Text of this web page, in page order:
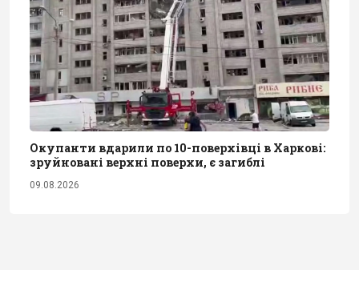
Окупанти вдарили по 10-поверхівці в Харкові:
зруйновані верхні поверхи, є загиблі
09.08.2026